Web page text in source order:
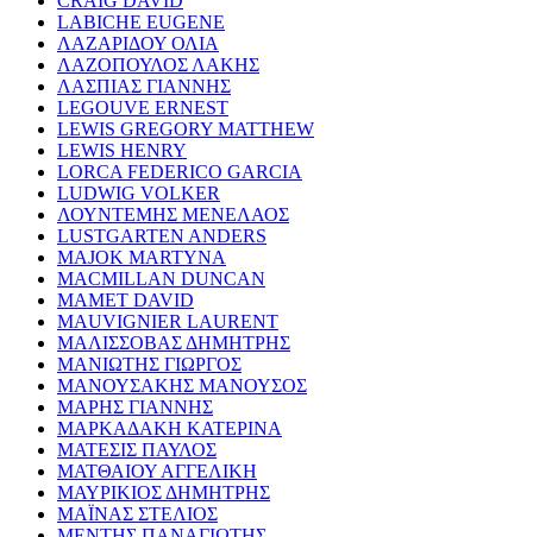
LABICHE EUGENE
ΛΑΖΑΡΙΔΟΥ ΟΛΙΑ
ΛΑΖΟΠΟΥΛΟΣ ΛΑΚΗΣ
ΛΑΣΠΙΑΣ ΓΙΑΝΝΗΣ
LEGOUVE ERNEST
LEWIS GREGORY MATTHEW
LEWIS HENRY
LORCA FEDERICO GARCIA
LUDWIG VOLKER
ΛΟΥΝΤΕΜΗΣ ΜΕΝΕΛΑΟΣ
LUSTGARTEN ANDERS
MAJOK MARTYNA
MACMILLAN DUNCAN
MAMET DAVID
MAUVIGNIER LAURENT
ΜΑΛΙΣΣΟΒΑΣ ΔΗΜΗΤΡΗΣ
ΜΑΝΙΩΤΗΣ ΓΙΩΡΓΟΣ
ΜΑΝΟΥΣΑΚΗΣ ΜΑΝΟΥΣΟΣ
ΜΑΡΗΣ ΓΙΑΝΝΗΣ
ΜΑΡΚΑΔΑΚΗ ΚΑΤΕΡΙΝΑ
ΜΑΤΕΣΙΣ ΠΑΥΛΟΣ
ΜΑΤΘΑΙΟΥ ΑΓΓΕΛΙΚΗ
ΜΑΥΡΙΚΙΟΣ ΔΗΜΗΤΡΗΣ
ΜΑΪΝΑΣ ΣΤΕΛΙΟΣ